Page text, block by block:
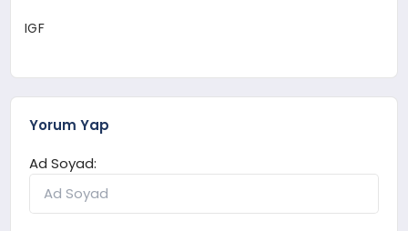
IGF
Yorum Yap
Ad Soyad: